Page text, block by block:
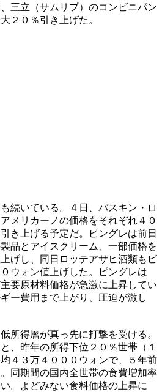
三立（サムリプ）のコンビニパン
２０％引き上げた。
続いている。４日、バスキン・ロ
メリカーノの価格をそれぞれ４０
き上げる予定だ。ピングレは前日
品とアイスクリーム、一部価格を
げし、同日ロッテアサヒ酒類もビ
ウォン値上げした。ピングレは
要原材料価格が急激に上昇してい
ー費用まで上がり、圧迫が激し
所得層が真っ先に打撃を受ける。
、昨年の所得下位２０％世帯（１
４３万４０００ウォンで、５年前
同期間の国内全世帯の食費増加率
。よどみない食料価格の上昇に